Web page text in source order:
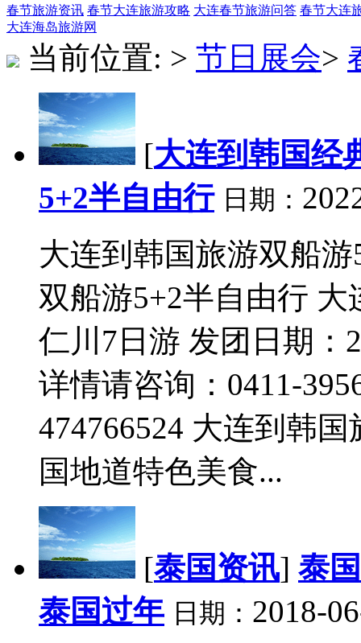
春节旅游资讯 春节大连旅游攻略 大连春节旅游问答 春节大连
大连海岛旅游网
当前位置: > 节日展会>
[大连到韩国经
5+2半自由行 日期：
大连到韩国旅游双船
双船游5+2半自由行
仁川7日游 发团日期：
详情请咨询：0411-
474766524 大连到韩
国地道特色美食...
[泰国资讯] 泰
泰国过年 日期： 2018-